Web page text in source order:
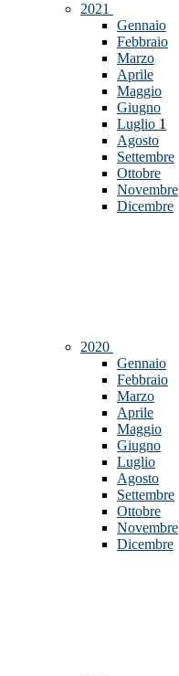
2021
Gennaio
Febbraio
Marzo
Aprile
Maggio
Giugno
Luglio 1
Agosto
Settembre
Ottobre
Novembre
Dicembre
2020
Gennaio
Febbraio
Marzo
Aprile
Maggio
Giugno
Luglio
Agosto
Settembre
Ottobre
Novembre
Dicembre